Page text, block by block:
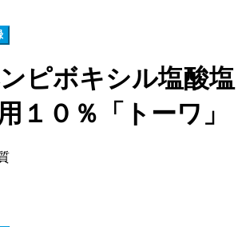
ピボキシル塩酸塩
１０％「トーワ」